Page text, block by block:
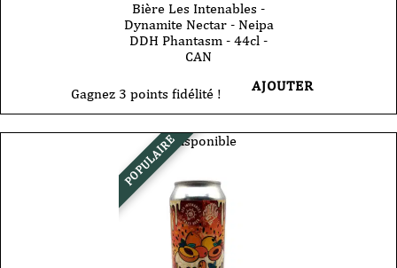
Bière Les Intenables -
Dynamite Nectar - Neipa
DDH Phantasm - 44cl -
CAN
Gagnez 3 points fidélité ! AJOUTER
POPULAIREIndisponible